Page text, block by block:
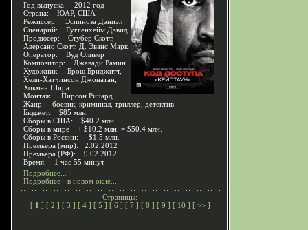
Год выпуска: 2012 год
Страна: ЮАР, США
Режиссер: Эспиноза Дэниэл
Сценарий: Гуггенхейм Дэвид
Продюсер: Стубер Скотт,
Аверсано Скотт, Д. Эванс Марк
Оператор: Вуд Оливер
Композитор: Джавади Рамин
Художник: Брош Бриджитт,
Хели-Хатчинсон Джонатан,
Хокман Шира
Монтаж: Пирсон Ричард
Жанр: боевик, криминал, триллер, детектив
Бюджет: $85 млн.
Сборы в США: $40.2 млн.
Сборы в мире + $10.2 млн. = $50.4 млн.
Сборы в России: $1.5 млн.
Премьера (мир): 2.02.2012
Премьера (РФ): 9.02.2012
Время: 1 час 55 минут
Подробнее...
Подробнее - в новом окне...
Страницы:
[ 1 ] [ 2 ] [ 3 ] [ 4 ] [ 5 ] [ 6 ] [ 7 ] [ 8 ] [ 9 ] [ 10 ] [ >> ]